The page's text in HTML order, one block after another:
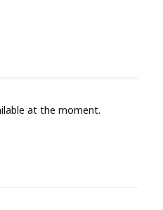
at the moment.